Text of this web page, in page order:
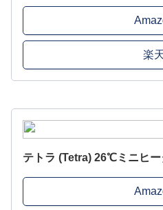
楽
テトラ (Tetra) 26℃ミニヒ